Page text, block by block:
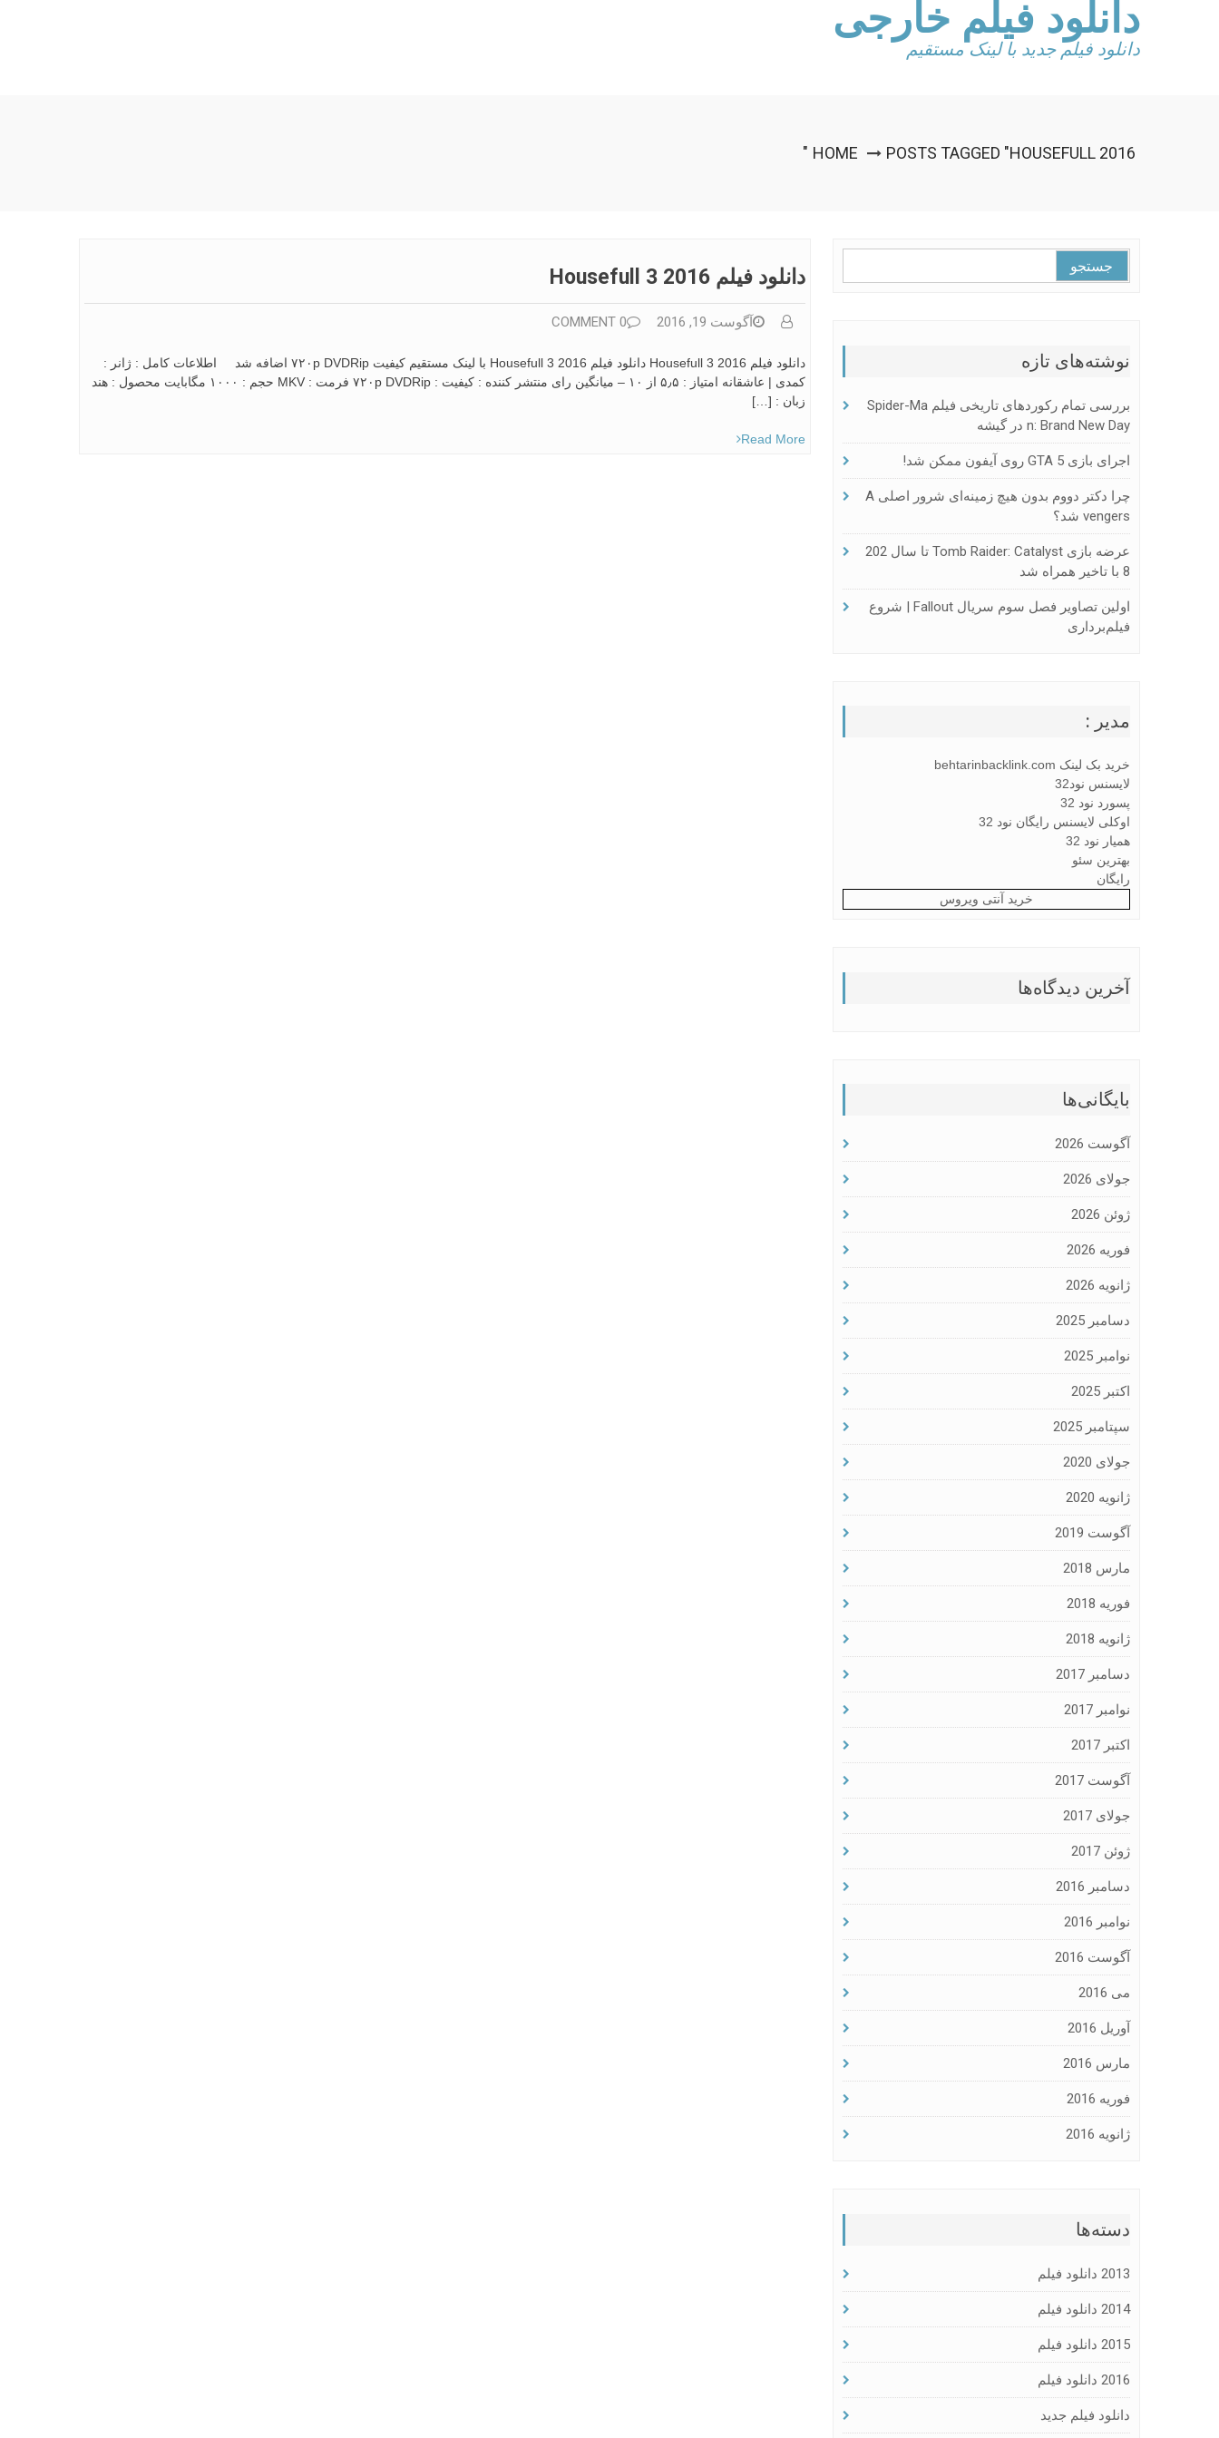
دانلود فیلم خارجی
دانلود فیلم جدید با لینک مستقیم
HOME POSTS TAGGED "HOUSEFULL 2016"
دانلود فیلم Housefull 3 2016
آگوست 19, 2016 0 COMMENT
دانلود فیلم Housefull 3 2016 دانلود فیلم Housefull 3 2016 با لینک مستقیم کیفیت ۷۲۰p DVDRip اضافه شد اطلاعات کامل : ژانر :
کمدی | عاشقانه امتياز : ۵٫۵ از ۱۰ – میانگین رای منتشر کننده : کیفیت : ۷۲۰p DVDRip فرمت : MKV حجم : ۱۰۰۰ مگابایت محصول : هند
زبان : […]
Read More
برای:
نوشته‌های تازه
بررسی تمام رکوردهای تاریخی فیلم Spider-Ma
N: Brand New Day در گیشه
اجرای بازی GTA 5 روی آیفون ممکن شد!
چرا دکتر دووم بدون هیچ زمینه‌ای شرور اصلی A
Vengers شد؟
عرضه بازی Tomb Raider: Catalyst تا سال 202
8 با تاخیر همراه شد
اولین تصاویر فصل سوم سریال Fallout | شروع
فیلم‌برداری
مدیر :
خرید بک لینک behtarinbacklink.com
لایسنس نود32
پسورد نود 32
اوکلی لایسنس رایگان نود 32
همیار نود 32
بهترین سئو
رایگان
خرید آنتی ویروس
آخرین دیدگاه‌ها
بایگانی‌ها
آگوست 2026
جولای 2026
ژوئن 2026
فوریه 2026
ژانویه 2026
دسامبر 2025
نوامبر 2025
اکتبر 2025
سپتامبر 2025
جولای 2020
ژانویه 2020
آگوست 2019
مارس 2018
فوریه 2018
ژانویه 2018
دسامبر 2017
نوامبر 2017
اکتبر 2017
آگوست 2017
جولای 2017
ژوئن 2017
دسامبر 2016
نوامبر 2016
آگوست 2016
می 2016
آوریل 2016
مارس 2016
فوریه 2016
ژانویه 2016
دسته‌ها
2013 دانلود فیلم
2014 دانلود فیلم
2015 دانلود فیلم
2016 دانلود فیلم
دانلود فیلم جدید